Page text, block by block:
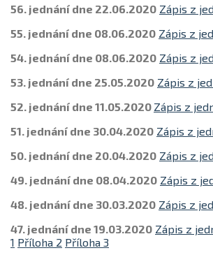
56. jednání dne 22.06.2020 Zápis z
55. jednání dne 08.06.2020 Zápis z
54. jednání dne 08.06.2020 Zápis z
53. jednání dne 25.05.2020 Zápis z
52. jednání dne 11.05.2020 Zápis z
51. jednání dne 30.04.2020 Zápis z
50. jednání dne 20.04.2020 Zápis z
49. jednání dne 08.04.2020 Zápis z
48. jednání dne 30.03.2020 Zápis z
47. jednání dne 19.03.2020 Zápis z
1 Příloha 2 Příloha 3